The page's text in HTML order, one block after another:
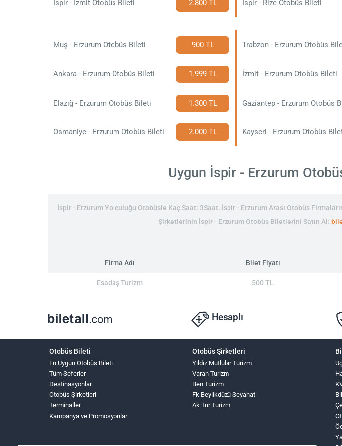
İspir - İzmit Otobüs Bileti 2.800 TL İspir - Rize Otobüs Bileti
Muş - Erzurum Otobüs Bileti 900 TL Trabzon - Erzurum Otobüs
Ankara - Erzurum Otobüs Bileti 1.999 TL İzmit - Erzurum Otobüs Bileti
Elazığ - Erzurum Otobüs Bileti 1.300 TL Gaziantep - Erzurum Otobüs
Osmaniye - Erzurum Otobüs Bileti 2.000 TL Kayseri - Erzurum Otobüs
Uygun İspir - Erzurum
İspir - Erzurum Yolculuğu Otobüsle Kaç Saat: 3Saat. İspir - Erzurum Arası Otobüs
Şirketlerinin İspir - Erzurum Otobüs Biletlerini Satın Al:
Firma Adı Bilet Fiyatı
Esadaş Turizm 500 TL
Hesaplı
Otobüs Bileti
En Uygun Otobüs Bileti
Tüm Seferler
Destinasyonlar
Otobüs Şirketleri
Terminaller
Kampanya ve Promosyonlar
Otobüs Şirketleri
Yıldız Mutlular Turizm
Varan Turizm
Ben Turizm
Fk Beylikdüzü Seyahat
Ak Tur Turizm